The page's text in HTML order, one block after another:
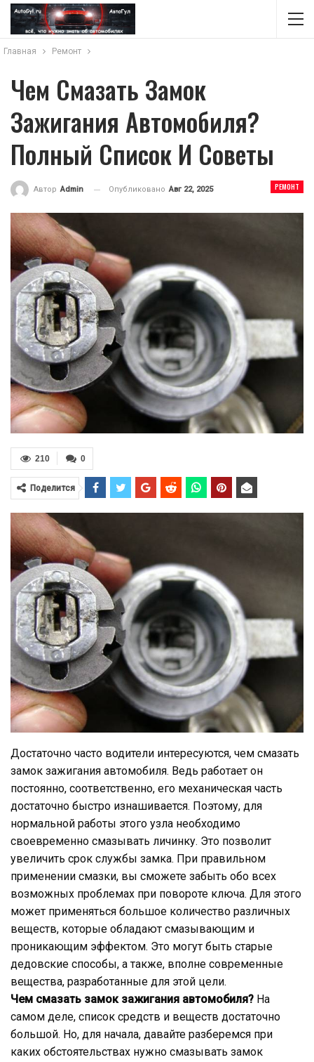
Главная Ремонт
Чем Смазать Замок
Зажигания Автомобиля?
Полный Список И Советы
РЕМОНТ
Автор Admin Опубликовано Авг 22, 2025
0
210
Поделится
Достаточно часто водители интересуются, чем смазать
замок зажигания автомобиля. Ведь работает он
постоянно, соответственно, его механическая часть
достаточно быстро изнашивается. Поэтому, для
нормальной работы этого узла необходимо
своевременно смазывать личинку. Это позволит
увеличить срок службы замка. При правильном
применении смазки, вы сможете забыть обо всех
возможных проблемах при повороте ключа. Для этого
может применяться большое количество различных
веществ, которые обладают смазывающим и
проникающим эффектом. Это могут быть старые
дедовские способы, а также, вполне современные
вещества, разработанные для этой цели.
Чем смазать замок зажигания автомобиля? На
самом деле, список средств и веществ достаточно
большой. Но, для начала, давайте разберемся при
каких обстоятельствах нужно смазывать замок